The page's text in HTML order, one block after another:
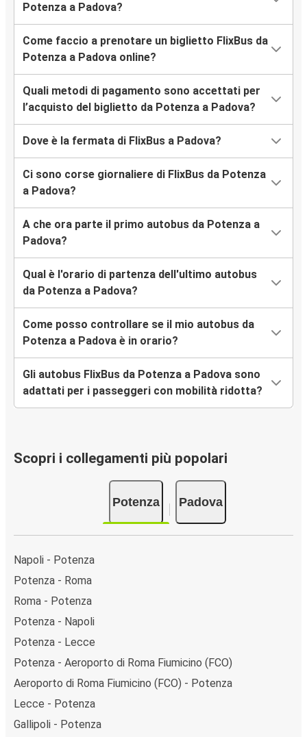
Potenza a Padova?
Come faccio a prenotare un biglietto FlixBus da
Potenza a Padova online?
Quali metodi di pagamento sono accettati per
l’acquisto del biglietto da Potenza a Padova?
Dove è la fermata di FlixBus a Padova?
Ci sono corse giornaliere di FlixBus da Potenza
a Padova?
A che ora parte il primo autobus da Potenza a
Padova?
Qual è l'orario di partenza dell'ultimo autobus
da Potenza a Padova?
Come posso controllare se il mio autobus da
Potenza a Padova è in orario?
Gli autobus FlixBus da Potenza a Padova sono
adattati per i passeggeri con mobilità ridotta?
Scopri i collegamenti più popolari
Potenza Padova
Napoli - Potenza
Potenza - Roma
Roma - Potenza
Potenza - Napoli
Potenza - Lecce
Potenza - Aeroporto di Roma Fiumicino (FCO)
Aeroporto di Roma Fiumicino (FCO) - Potenza
Lecce - Potenza
Gallipoli - Potenza